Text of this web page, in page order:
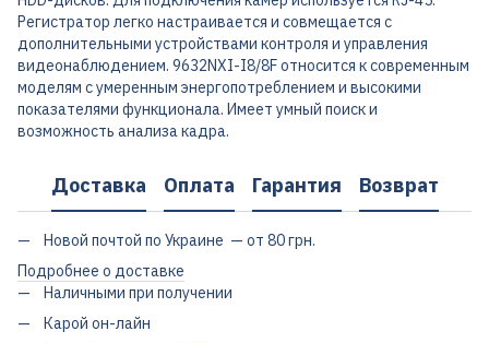
Регистратор легко настраивается и совмещается с
дополнительными устройствами контроля и управления
видеонаблюдением. 9632NXI-I8/8F относится к современным
моделям с умеренным энергопотреблением и высокими
показателями функционала. Имеет умный поиск и
возможность анализа кадра.
Доставка Оплата Гарантия Возврат
Новой почтой по Украине — от 80 грн.
Подробнее о доставке
Наличными при получении
Карой он-лайн